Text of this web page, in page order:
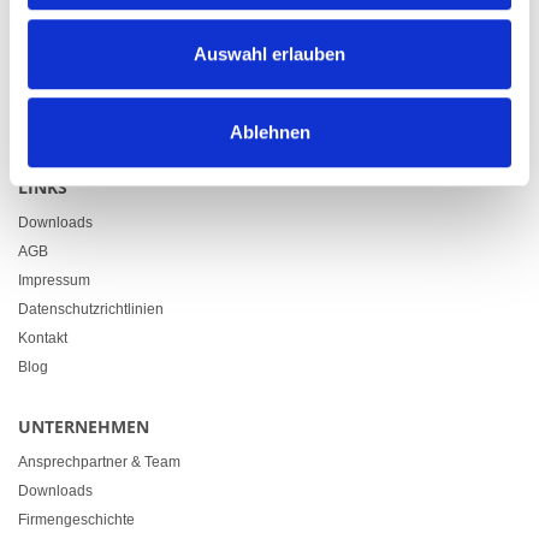
Auswahl erlauben
Ablehnen
Heimgartner Fahnen AG
+41 71 914 84 84
LINKS
Downloads
AGB
Impressum
Datenschutzrichtlinien
Kontakt
Blog
UNTERNEHMEN
Ansprechpartner & Team
Downloads
Firmengeschichte